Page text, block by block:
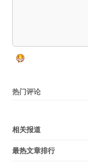
热门评论
相关报道
最热文章排行